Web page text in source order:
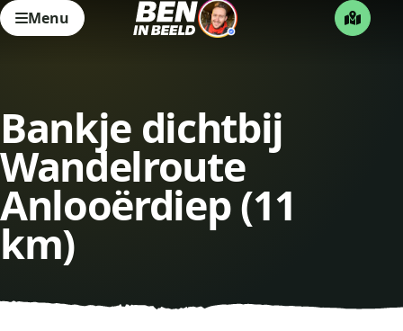
Menu
Bankje dichtbij
Wandelroute
Anlooërdiep (11
km)